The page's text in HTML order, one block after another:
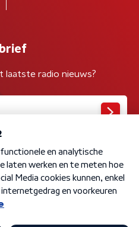
laatste radio nieuws?